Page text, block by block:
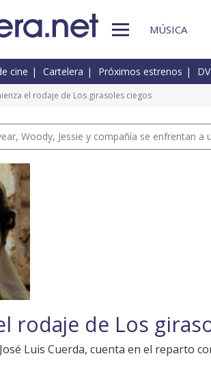
MÚSICA
cine Cartelera Próximos estrenos
el rodaje de Los girasoles ciegos
Woody, Jessie y compañía se enfrentan
rodaje de Los
Luis Cuerda, cuenta en el reparto